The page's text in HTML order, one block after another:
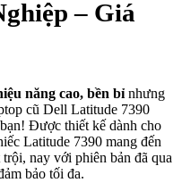
– Giá
năng cao, bền bỉ nhưng
cũ Dell Latitude 7390
Được thiết kế dành cho
Latitude 7390 mang đến
nay với phiên bản đã qua
bảo tối đa.